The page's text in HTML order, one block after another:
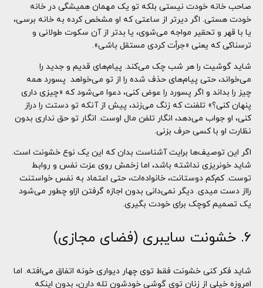
صاحب خانه خودت نیستی بلکه تو یک مهمان همیشگی در خانه
خودت هستی. اگر دیرتر از ساعتی که او مشخص کرده به خانه برسی،
یا با قهر و تحقیر مواجه می‌شوی، یا بدتر از آن سکوت طولانی و
ترسناکی که یعنی «جرأت کردی مستقل باشی».
شاید گوشیت را هر شب چک می‌کند. پیام‌های قدیم و جدید را
می‌خواند، حتی پیام‌های حذف شده را از تو می‌خواهد پسورد همه
چیز را بداند و اگر پسورد را عوض کنی، دعوا می‌شود که «چیزی داری
پنهان کنی؟» تلفنت که زنگ می‌زند، پیش از آنکه تو دستت را دراز
کنی، او جواب می‌دهد، انگار تلفن مال اوست. انگار تو حق نداری بدون
نظارت او با کسی حرف بزنی.
اگر این توصیف‌ها برایت آشناست بدان که این یک نوع خشونت است.
شاید خونریزی نداشته باشد، اما زخمش روی عزت نفس و روابط
توست. کم‌کم دوستانت، خانواده‌ات، حتی اعتماد به نفس خواستنت
رااز دست میدی. دیگر نمی‌دانی بدون اجازه گرفتن ازاو چطور می‌شود
یک تصمیم کوچک برای خودت بگیری.
۶. خشونت سایبری (فضای مجازی)
شاید فکر کنی خشونت فقط توی چهار دیواری خونه اتفاق می‌افته. اما
امروزه خیلی از زنان توی گوشی خودشون تله دارن، بدون اینکه